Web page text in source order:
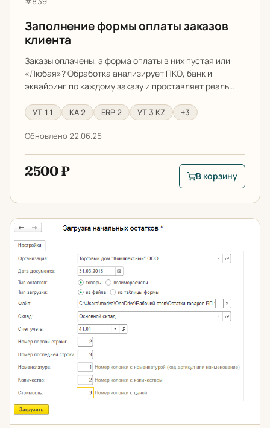
Заполнение формы оплаты заказов
клиента
Заказы оплачены, а форма оплаты в них пустая или
«Любая»? Обработка анализирует ПКО, банк и
эквайринг по каждому заказу и проставляет реаль…
УТ 11 КА 2 ERP 2 УТ 3 KZ +3
Обновлено 22.06.25
2500 ₽
В корзину:
В корзину
Загрузка остатков в 1С